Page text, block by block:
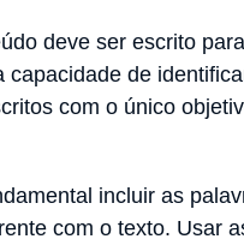
deve ser escrito
de
com o único
incluir as
com o texto. Usar